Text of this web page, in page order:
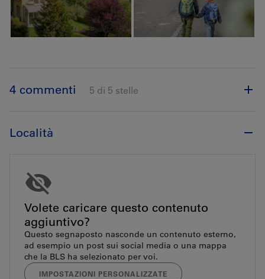
4 commenti 5 di 5 stelle
Località
Volete caricare questo contenuto
aggiuntivo?
Questo segnaposto nasconde un contenuto esterno,
ad esempio un post sui social media o una mappa
che la BLS ha selezionato per voi.
IMPOSTAZIONI PERSONALIZZATE